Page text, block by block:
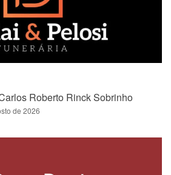
Roberto Rinck Sobrinho
de 2026